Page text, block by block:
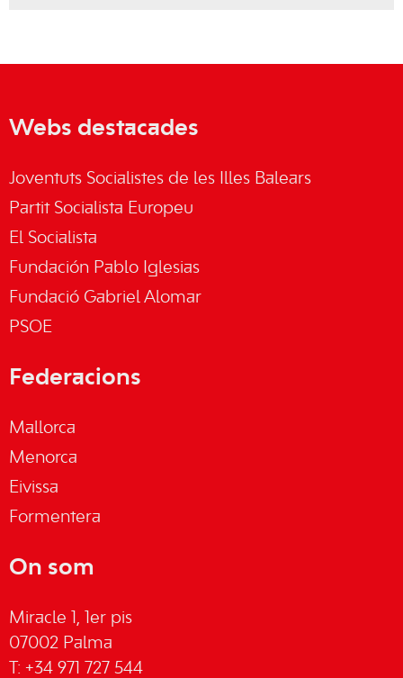
Webs destacades
Joventuts Socialistes de les Illes Balears
Partit Socialista Europeu
El Socialista
Fundación Pablo Iglesias
Fundació Gabriel Alomar
PSOE
Federacions
Mallorca
Menorca
Eivissa
Formentera
On som
Miracle 1, 1er pis
07002 Palma
T: +34 971 727 544